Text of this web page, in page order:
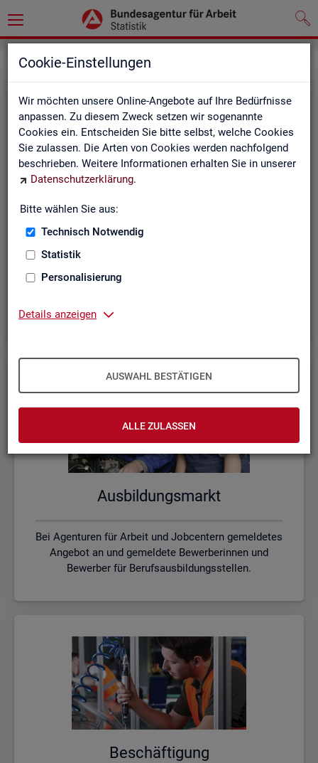
Cookie-Einstellungen
Wir möchten unsere Online-Angebote auf Ihre Bedürfnisse
anpassen. Zu diesem Zweck setzen wir sogenannte
Cookies ein. Entscheiden Sie bitte selbst, welche Cookies
Sie zulassen. Die Arten von Cookies werden nachfolgend
beschrieben. Weitere Informationen erhalten Sie in unserer
Datenschutzerklärung.
Bitte wählen Sie aus:
Technisch Notwendig
Statistik
Personalisierung
Details anzeigen
AUSWAHL BESTÄTIGEN
ALLE ZULASSEN
Un­ter­be­schäf­ti­gung
Wie viele Menschen suchen Arbeit oder haben
Beschäftigungsverhältnis fehlt?
Aus­bil­dungs­markt
Bei Agenturen für Arbeit und Jobcentern gemeldetes
Angebot an und gemeldete Bewerberinnen und
Bewerber für Berufsausbildungsstellen.
Be­schäf­ti­gung